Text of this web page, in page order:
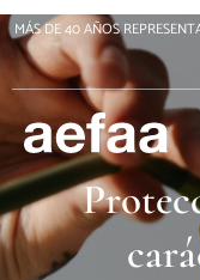
Ir
al
contenido
MÁS DE 40 AÑOS